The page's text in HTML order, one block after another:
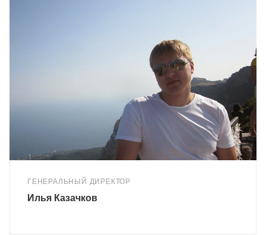
ГЕНЕРАЛЬНЫЙ ДИРЕКТОР
Илья Казачков